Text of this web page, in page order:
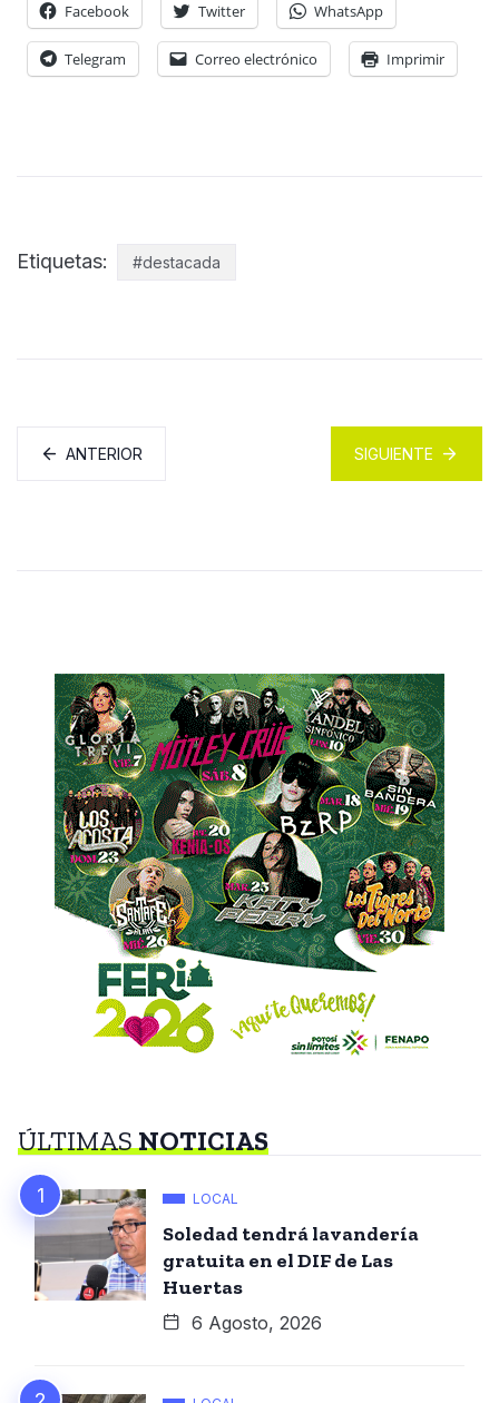
Facebook Twitter WhatsApp
Telegram Correo electrónico Imprimir
Etiquetas: #destacada
ANTERIOR SIGUIENTE
ÚLTIMASNOTICIAS
LOCAL
Soledad tendrá lavandería
gratuita en el DIF de Las
Huertas
6 Agosto, 2026